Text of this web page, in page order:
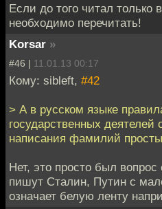
Если до того читал только
необходимо перечитать!
Korsar »
#46 | 11.01.13 00:17
Кому: sibleft, #42
> А в русском языке
государственных деятелей
написания фамилий
Нет, это просто был вопрос
пишут Сталин, Путин с
означает белую ленту